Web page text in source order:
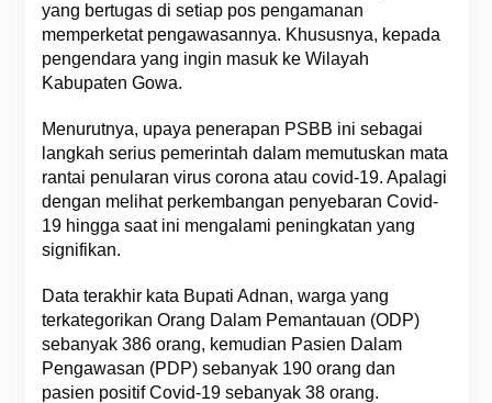
yang bertugas di setiap pos pengamanan
memperketat pengawasannya. Khususnya, kepada
pengendara yang ingin masuk ke Wilayah
Kabupaten Gowa.
Menurutnya, upaya penerapan PSBB ini sebagai
langkah serius pemerintah dalam memutuskan mata
rantai penularan virus corona atau covid-19. Apalagi
dengan melihat perkembangan penyebaran Covid-
19 hingga saat ini mengalami peningkatan yang
signifikan.
Data terakhir kata Bupati Adnan, warga yang
terkategorikan Orang Dalam Pemantauan (ODP)
sebanyak 386 orang, kemudian Pasien Dalam
Pengawasan (PDP) sebanyak 190 orang dan
pasien positif Covid-19 sebanyak 38 orang.